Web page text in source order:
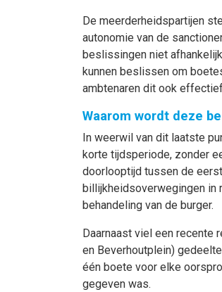
De meerderheidspartijen
autonomie van de
beslissingen niet
kunnen beslissen om
ambtenaren dit ook
Waarom wordt deze
In weerwil van dit laatste
korte tijdsperiode, zonder
doorlooptijd tussen de
billijkheidsoverwegingen in
behandeling van de burger.
Daarnaast viel een recente
en Beverhoutplein)
één boete voor elke
gegeven was.